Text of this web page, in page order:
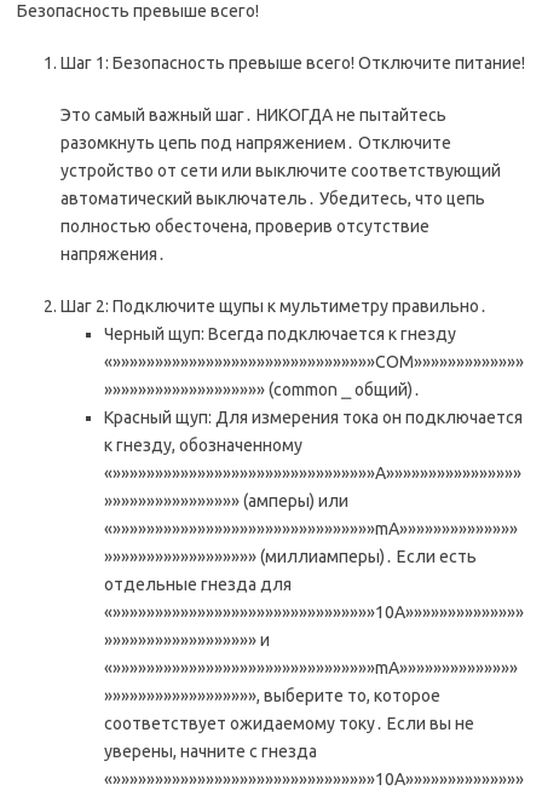
Безопасность превыше всего!
Шаг 1: Безопасность превыше всего! Отключите питание!
Это самый важный шаг․ НИКОГДА не пытайтесь
разомкнуть цепь под напряжением․ Отключите
устройство от сети или выключите соответствующий
автоматический выключатель․ Убедитесь, что цепь
полностью обесточена, проверив отсутствие
напряжения․
Шаг 2: Подключите щупы к мультиметру правильно․
Черный щуп: Всегда подключается к гнезду
«»»»»»»»»»»»»»»»»»»»»»»»»»»»»»»»COM»»»»»»»»»»»»»
»»»»»»»»»»»»»»»»»»» (common ⎯ общий)․
Красный щуп: Для измерения тока он подключается
к гнезду, обозначенному
«»»»»»»»»»»»»»»»»»»»»»»»»»»»»»»»A»»»»»»»»»»»»»»»»
»»»»»»»»»»»»»»»» (амперы) или
«»»»»»»»»»»»»»»»»»»»»»»»»»»»»»»»mA»»»»»»»»»»»»»»
»»»»»»»»»»»»»»»»»» (миллиамперы)․ Если есть
отдельные гнезда для
«»»»»»»»»»»»»»»»»»»»»»»»»»»»»»»»10A»»»»»»»»»»»»»»
»»»»»»»»»»»»»»»»»» и
«»»»»»»»»»»»»»»»»»»»»»»»»»»»»»»»mA»»»»»»»»»»»»»»
»»»»»»»»»»»»»»»»»», выберите то, которое
соответствует ожидаемому току․ Если вы не
уверены, начните с гнезда
«»»»»»»»»»»»»»»»»»»»»»»»»»»»»»»»10A»»»»»»»»»»»»»»